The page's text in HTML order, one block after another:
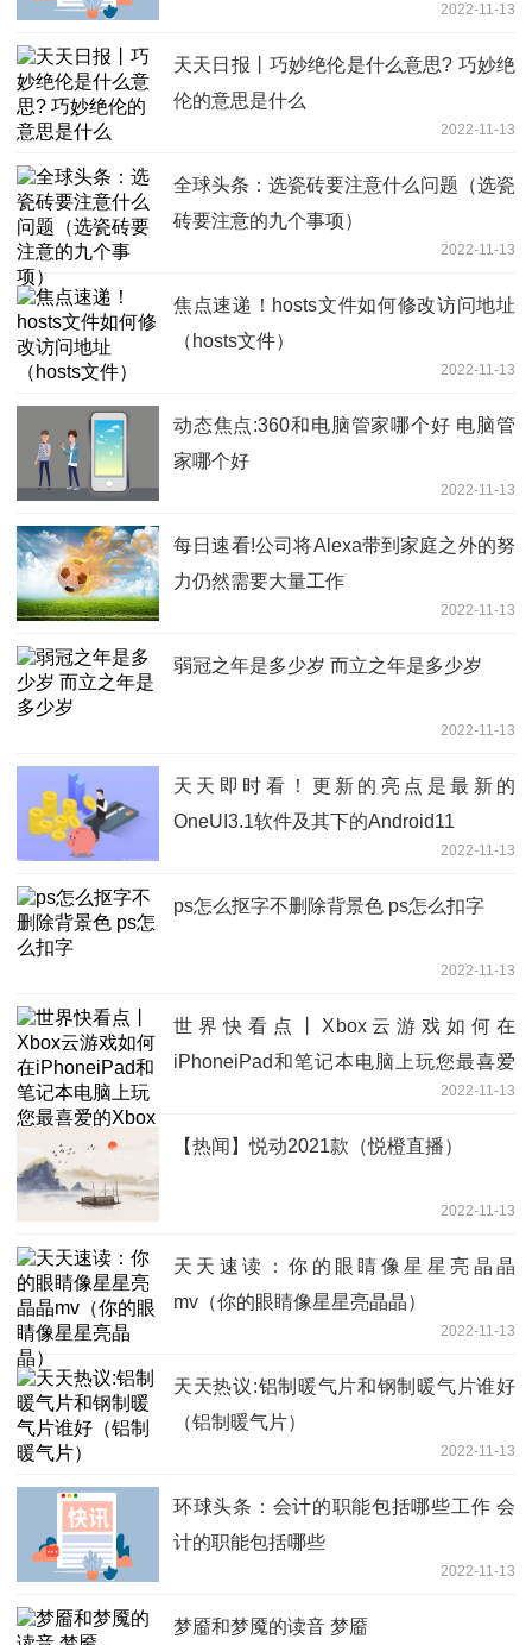
2022-11-13
天天日报丨巧妙绝伦是什么意思? 巧妙绝
伦的意思是什么
2022-11-13
全球头条：选瓷砖要注意什么问题（选瓷
砖要注意的九个事项）
2022-11-13
焦点速递！hosts文件如何修改访问地址
（hosts文件）
2022-11-13
动态焦点:360和电脑管家哪个好 电脑管
家哪个好
2022-11-13
每日速看!公司将Alexa带到家庭之外的努
力仍然需要大量工作
2022-11-13
弱冠之年是多少岁 而立之年是多少岁
2022-11-13
天天即时看！更新的亮点是最新的
OneUI3.1软件及其下的Android11
2022-11-13
ps怎么抠字不删除背景色 ps怎么扣字
2022-11-13
世界快看点丨Xbox云游戏如何在
iPhoneiPad和笔记本电脑上玩您最喜爱
2022-11-13
【热闻】悦动2021款（悦橙直播）
2022-11-13
天天速读：你的眼睛像星星亮晶晶
mv（你的眼睛像星星亮晶晶）
2022-11-13
天天热议:铝制暖气片和钢制暖气片谁好
（铝制暖气片）
2022-11-13
环球头条：会计的职能包括哪些工作 会
计的职能包括哪些
2022-11-13
梦靥和梦魇的读音 梦靥